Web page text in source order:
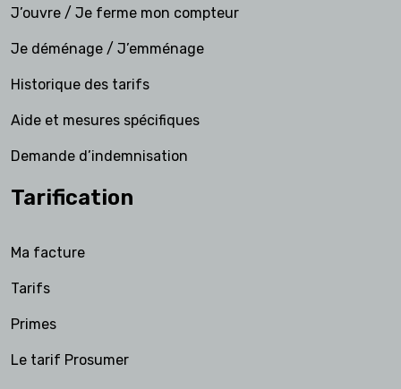
J’ouvre / Je ferme mon compteur
Je déménage / J’emménage
Historique des tarifs
Aide et mesures spécifiques
Demande d’indemnisation
Tarification
Ma facture
Tarifs
Primes
Le tarif Prosumer